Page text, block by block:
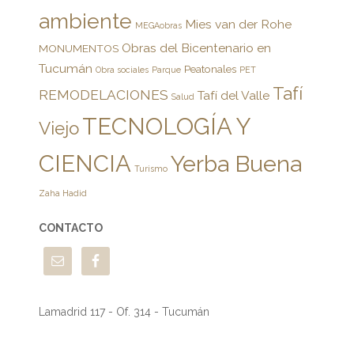
ambiente MEGAobras Mies van der Rohe
MONUMENTOS Obras del Bicentenario en
Tucumán Obra sociales Parque Peatonales PET
REMODELACIONES Salud Tafí del Valle Tafí
ViejoTECNOLOGÍA Y
CIENCIA Turismo Yerba Buena
Zaha Hadid
CONTACTO
Lamadrid 117 - Of. 314 - Tucumán